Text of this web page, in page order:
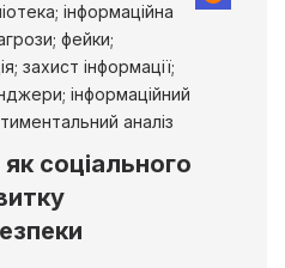
інформаційна
фейки;
захист інформації;
інформаційний
аналіз
соціального